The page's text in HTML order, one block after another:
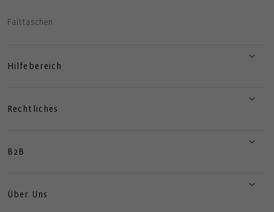
Falttaschen
Hilfebereich
Rechtliches
B2B
Über Uns